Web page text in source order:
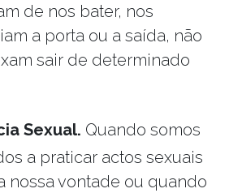
de nos bater, nos
a porta ou a saída, não
sair de determinado
Sexual. Quando somos
a praticar actos sexuais
nossa vontade ou quando